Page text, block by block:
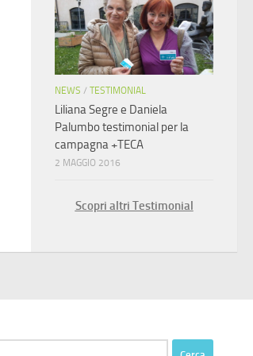
NEWS / TESTIMONIAL
Liliana Segre e Daniela
Palumbo testimonial per la
campagna +TECA
2 MAGGIO 2016
Scopri altri Testimonial